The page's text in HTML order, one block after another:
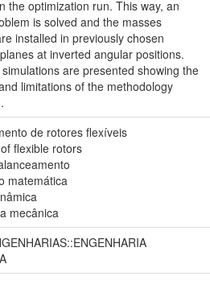
the optimization run. This way, an
is solved and the masses
installed in previously chosen
at inverted angular positions.
are presented showing the
limitations of the methodology
de rotores flexíveis
flexible rotors
matemática
mecânica